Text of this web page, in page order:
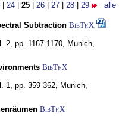
24 25 26 27 28 29 alle
Subtraction BibTEX
2, pp. 1167-1170, Munich,
BibTEX
1, pp. 359-362, Munich,
BibTEX